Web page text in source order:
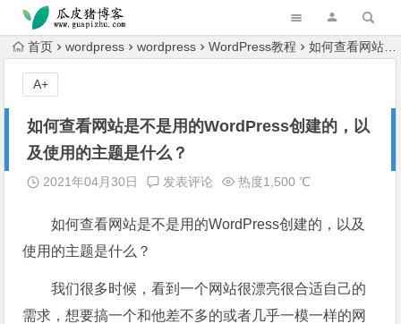
跳转到主内容
首页 wordpress wordpress WordPress教程 如何查看网站是不是用的WordPress创建的，以及使用的主题是什么？
如何查看网站是不是用的WordPress创建的，以
及使用的主题是什么？
2021年04月30日 发表评论 热度1,500 ℃
如何查看网站是不是用的WordPress创建的，以及
使用的主题是什么？
我们很多时候，看到一个网站很漂亮很合适自己的
需求，想要搞一个和他差不多的或者几乎一模一样的网
A+